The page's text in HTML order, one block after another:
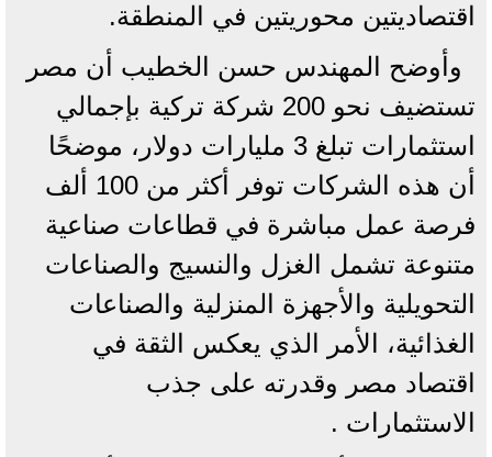
اقتصاديتين محوريتين في المنطقة.
وأوضح المهندس حسن الخطيب أن مصر
تستضيف نحو 200 شركة تركية بإجمالي
استثمارات تبلغ 3 مليارات دولار، موضحًا
أن هذه الشركات توفر أكثر من 100 ألف
فرصة عمل مباشرة في قطاعات صناعية
متنوعة تشمل الغزل والنسيج والصناعات
التحويلية والأجهزة المنزلية والصناعات
الغذائية، الأمر الذي يعكس الثقة في
اقتصاد مصر وقدرته على جذب
الاستثمارات .